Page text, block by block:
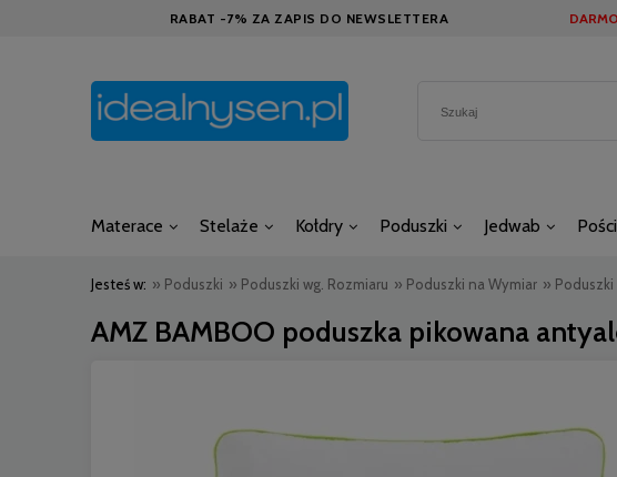
RABAT -7% ZA ZAPIS DO NEWSLETTERA
Materace Stelaże Kołdry Poduszki Jedwab
Jesteś w: » Poduszki » Poduszki wg. Rozmiaru » Poduszki na Wymiar »
AMZ BAMBOO poduszka pikowana